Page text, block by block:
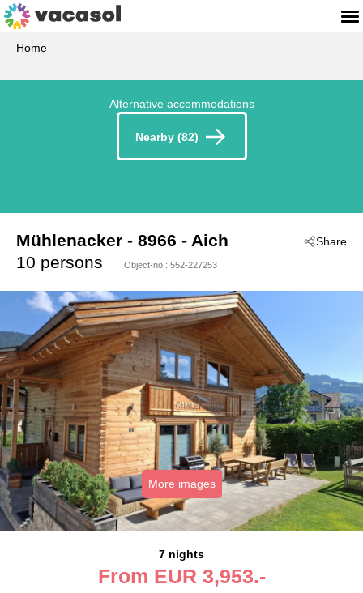
Home
Alternative accommodations
Nearby (82)
Share
Mühlenacker - 8966 - Aich
10 persons
Object-no.: 552-227253
More images
7 nights
From EUR 3,953.-